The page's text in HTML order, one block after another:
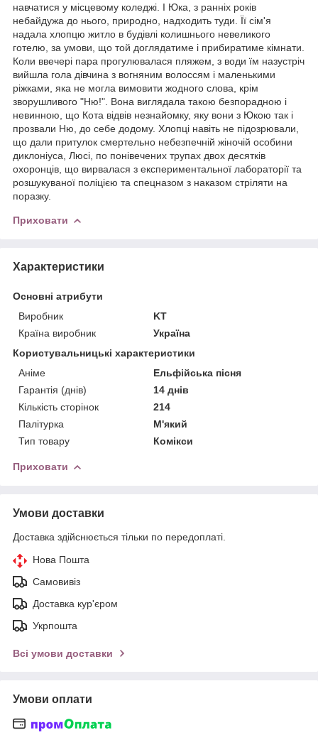
навчатися у місцевому коледжі. І Юка, з ранніх років
небайдужа до нього, природно, надходить туди. Її сім'я
надала хлопцю житло в будівлі колишнього невеликого
готелю, за умови, що той доглядатиме і прибиратиме кімнати.
Коли ввечері пара прогулювалася пляжем, з води їм назустріч
вийшла гола дівчина з вогняним волоссям і маленькими
ріжками, яка не могла вимовити жодного слова, крім
зворушливого "Ню!". Вона виглядала такою безпорадною і
невинною, що Кота відвів незнайомку, яку вони з Юкою так і
прозвали Ню, до себе додому. Хлопці навіть не підозрювали,
що дали притулок смертельно небезпечній жіночій особини
диклоніуса, Люсі, по понівечених трупах двох десятків
охоронців, що вирвалася з експериментальної лабораторії та
розшукуваної поліцією та спецназом з наказом стріляти на
поразку.
Приховати
Характеристики
Основні атрибути
Виробник
KT
Країна виробник
Україна
Користувальницькі характеристики
Аніме
Ельфійська пісня
Гарантія (днів)
14 днів
Кількість сторінок
214
Палітурка
М'який
Тип товару
Комікси
Приховати
Умови доставки
Доставка здійснюється тільки по передоплаті.
Нова Пошта
Самовивіз
Доставка кур'єром
Укрпошта
Всі умови доставки
Умови оплати